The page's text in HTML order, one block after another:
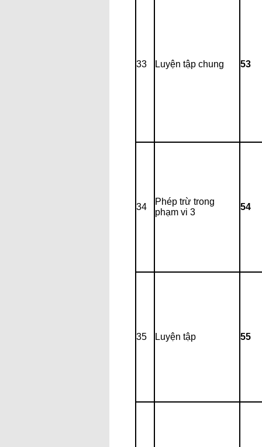
33 Luyện tập chung 53
34
Phép trừ trong
phạm vi 3
54
35 Luyện tập 55